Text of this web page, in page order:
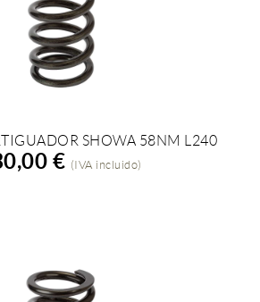
A LA COMPRASHOWA 58NM L240
€ (IVA incluido)